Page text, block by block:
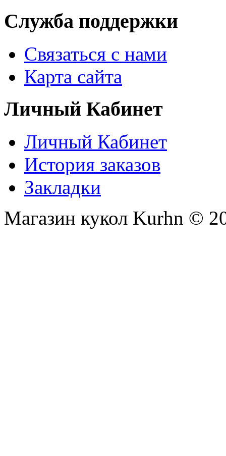
Служба поддержки
Связаться с нами
Карта сайта
Личный Кабинет
Личный Кабинет
История заказов
Закладки
Магазин кукол Kurhn ©